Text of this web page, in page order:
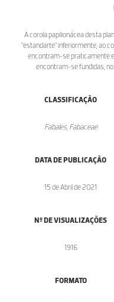
A corola papilionácea desta
"estandarte" inferiormente, ao
encontram-se praticamente
encontram-se fundidas,
CLASSIFICAÇÃO
Fabales, Fabaceae
DATA DE PUBLICAÇÃO
15 de Abril de 2021
Nº DE VISUALIZAÇÕES
1916
FORMATO